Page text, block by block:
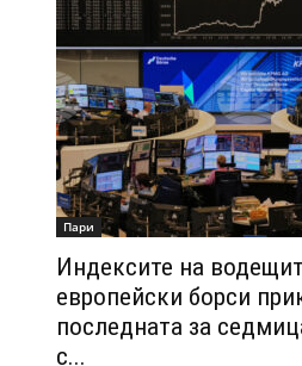
Пари
Индексите на
европейски борси
последната за
с...